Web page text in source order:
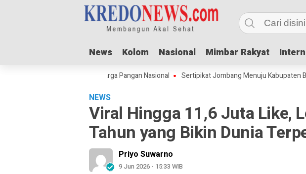
News Kolom Nasional Mimbar Rakyat
News Kolom Nasional Mimbar Rakyat
Adha Dorong Lonjakan Harga Pangan Nasional Sertipikat Jombang Menuju Kabupaten Bersih,
NEWS
Viral Hingga 11,6 Juta Like,
Tahun yang Bikin Dunia
Priyo Suwarno
9 Jun 2026 - 15:33 WIB